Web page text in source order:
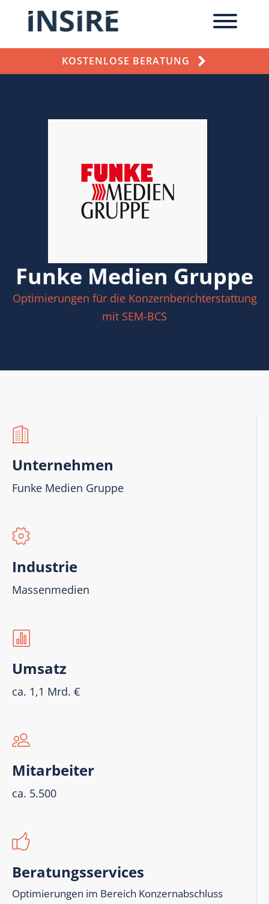
KOSTENLOSE BERATUNG
Funke Medien Gruppe
Optimierungen für die Konzernberichterstattung
mit SEM-BCS
Unternehmen
Funke Medien Gruppe
Industrie
Massenmedien
Umsatz
ca. 1,1 Mrd. €
Mitarbeiter
ca. 5.500
Beratungsservices
Optimierungen im Bereich Konzernabschluss